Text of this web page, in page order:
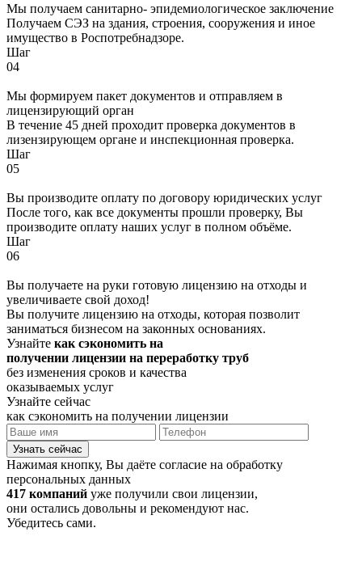
Мы получаем санитарно- эпидемиологическое заключение
Получаем СЭЗ на здания, строения, сооружения и иное
имущество в Роспотребнадзоре.
Шаг
04
Мы формируем пакет документов и отправляем в
лицензирующий орган
В течение 45 дней проходит проверка документов в
лизензирующем органе и инспекционная проверка.
Шаг
05
Вы производите оплату по договору юридических услуг
После того, как все документы прошли проверку, Вы
производите оплату наших услуг в полном объёме.
Шаг
06
Вы получаете на руки готовую лицензию на отходы и
увеличиваете свой доход!
Вы получите лицензию на отходы, которая позволит
заниматься бизнесом на законных основаниях.
Узнайте как сэкономить на
получении лицензии на переработку труб
без изменения сроков и качества
оказываемых услуг
Узнайте сейчас
как сэкономить на получении лицензии
Узнать сейчас
Нажимая кнопку, Вы даёте согласие на обработку
персональных данных
417 компаний уже получили свои лицензии,
они остались довольны и рекомендуют нас.
Убедитесь сами.